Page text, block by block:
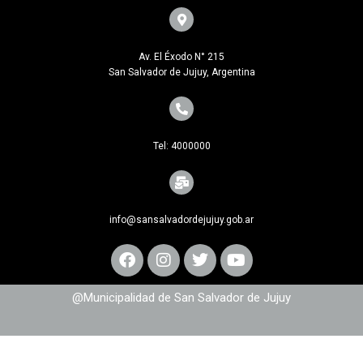
Av. El Éxodo N° 215
San Salvador de Jujuy, Argentina
Tel: 4000000
info@sansalvadordejujuy.gob.ar
@Municipalidad de San Salvador de Jujuy